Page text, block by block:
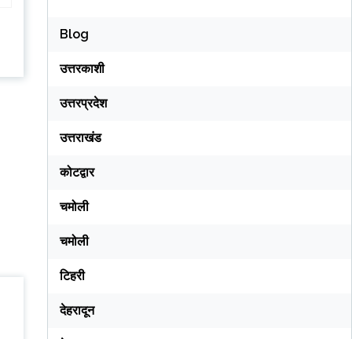
Blog
उत्तरकाशी
उत्तरप्रदेश
उत्तराखंड
कोटद्वार
चमोली
चमोली
टिहरी
देहरादून